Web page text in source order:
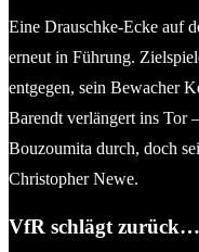
Eine Drauschke-Ecke auf
erneut in Führung.
entgegen, sein Bewacher
Barendt verlängert ins Tor
Bouzoumita durch, doch
Christopher Newe.
VfR schlägt zurück…